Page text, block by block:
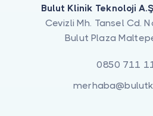
Bulut Klinik Teknoloji
Cevizli Mh. Tansel Cd.
Bulut Plaza
0850 711